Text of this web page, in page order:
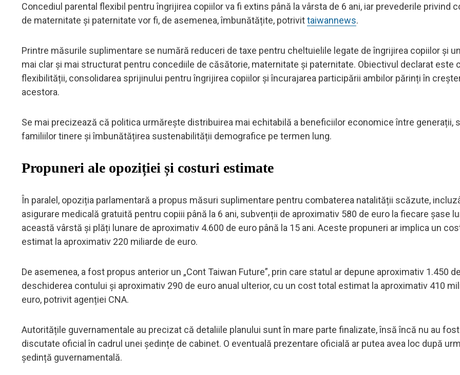
Concediul parental flexibil pentru îngrijirea copiilor va fi extins până la vârsta de 6 ani, iar prevederile privind
de maternitate și paternitate vor fi, de asemenea, îmbunătățite, potrivittaiwannews.
Printre măsurile suplimentare se numără reduceri de taxe pentru cheltuielile legate de îngrijirea copiilor și
mai clar și mai structurat pentru concediile de căsătorie, maternitate și paternitate. Obiectivul declarat este
flexibilității, consolidarea sprijinului pentru îngrijirea copiilor și încurajarea participării ambilor părinți în
acestora.
Se mai precizează că politica urmărește distribuirea mai echitabilă a beneficiilor economice între generații,
familiilor tinere și îmbunătățirea sustenabilității demografice pe termen lung.
Propuneri ale opoziției și costuri estimate
În paralel, opoziția parlamentară a propus măsuri suplimentare pentru combaterea natalității scăzute,
asigurare medicală gratuită pentru copiii până la 6 ani, subvenții de aproximativ 580 de euro la fiecare șase
această vârstă și plăți lunare de aproximativ 4.600 de euro până la 15 ani. Aceste propuneri ar implica un
estimat la aproximativ 220 miliarde de euro.
De asemenea, a fost propus anterior un „Cont Taiwan Future”, prin care statul ar depune aproximativ 1.450
deschiderea contului și aproximativ 290 de euro anual ulterior, cu un cost total estimat la aproximativ 410
euro, potrivit agenției CNA.
Autoritățile guvernamentale au precizat că detaliile planului sunt în mare parte finalizate, însă încă nu au fost
discutate oficial în cadrul unei ședințe de cabinet. O eventuală prezentare oficială ar putea avea loc după
ședință guvernamentală.